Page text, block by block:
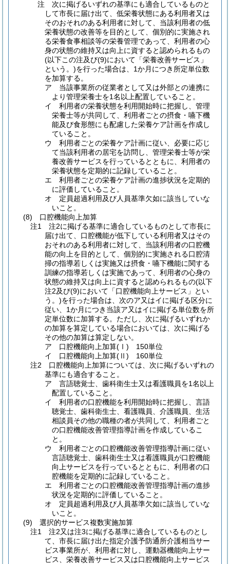
注 次に掲げるいずれの基準にも適合しているものと
して市長に届け出て、低栄養状態にある利用者又は
そのおそれのある利用者に対して、当該利用者の低
栄養状態の改善等を目的として、個別的に実施され
る栄養食事相談等の栄養管理であって、利用者の心
身の状態の維持又は向上に資すると認められるもの
(以下この注及び(9)において「栄養改善サービス」
という。)を行った場合は、1か月につき所定単位数
を加算する。
ア 当該事業所の従業者として又は外部との連携に
より管理栄養士を1名以上配置していること。
イ 利用者の栄養状態を利用開始時に把握し、管理
栄養士等が共同して、利用者ごとの摂食・嚥下機
能及び食形態にも配慮した栄養ケア計画を作成し
ていること。
ウ 利用者ごとの栄養ケア計画に従い、必要に応じ
て当該利用者の居宅を訪問し、管理栄養士等が栄
養改善サービスを行っているとともに、利用者の
栄養状態を定期的に記録していること。
エ 利用者ごとの栄養ケア計画の進捗状況を定期的
に評価していること。
オ 定員超過利用及び人員基準欠如に該当していな
いこと。
(8) 口腔機能向上加算
注1 注2に掲げる基準に適合しているものとして市長に
届け出て、口腔機能が低下している利用者又はその
おそれのある利用者に対して、当該利用者の口腔機
能の向上を目的として、個別的に実施される口腔清
掃の指導若しくは実施又は摂食・嚥下機能に関する
訓練の指導若しくは実施であって、利用者の心身の
状態の維持又は向上に資すると認められるもの(以下
注2及び(9)において「口腔機能向上サービス」とい
う。)を行った場合は、次のア又はイに掲げる区分に
従い、1か月につき当該ア又はイに掲げる単位数を所
定単位数に加算する。ただし、次に掲げるいずれか
の加算を算定している場合においては、次に掲げる
その他の加算は算定しない。
ア 口腔機能向上加算(Ⅰ) 150単位
イ 口腔機能向上加算(Ⅱ) 160単位
注2 口腔機能向上加算については、次に掲げるいずれの
基準にも適合すること。
ア 言語聴覚士、歯科衛生士又は看護職員を1名以上
配置していること。
イ 利用者の口腔機能を利用開始時に把握し、言語
聴覚士、歯科衛生士、看護職員、介護職員、生活
相談員その他の職種の者が共同して、利用者ごと
の口腔機能改善管理指導計画を作成しているこ
と。
ウ 利用者ごとの口腔機能改善管理指導計画に従い
言語聴覚士、歯科衛生士又は看護職員が口腔機能
向上サービスを行っているとともに、利用者の口
腔機能を定期的に記録していること。
エ 利用者ごとの口腔機能改善管理指導計画の進捗
状況を定期的に評価していること。
オ 定員超過利用及び人員基準欠如に該当していな
いこと。
(9) 選択的サービス複数実施加算
注1 注2又は注3に掲げる基準に適合しているものとし
て、市長に届け出た指定介護予防通所介護相当サー
ビス事業所が、利用者に対し、運動器機能向上サー
ビス、栄養改善サービス又は口腔機能向上サービス